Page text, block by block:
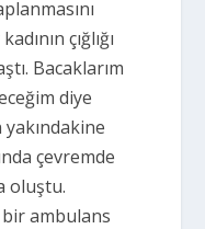
çığlığı
Bacaklarım
diye
çevremde
oluştu.
bir ambulans